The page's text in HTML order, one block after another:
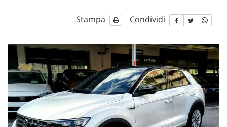
Stampa Condividi
le
tue
preferenze
di
consenso
alle
tecnologie
di